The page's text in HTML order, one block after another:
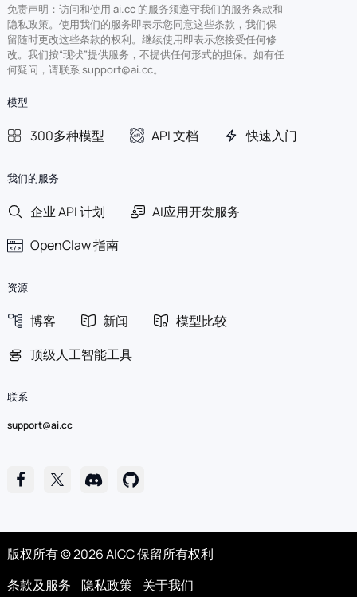
免责声明：访问和使用 ai.cc 的服务须遵守我们的服务条款和
隐私政策。使用我们的服务即表示您同意这些条款，我们保
留随时更改这些条款的权利。继续使用即表示您接受任何修
改。我们按“现状”提供服务，不提供任何形式的担保。如有任
何疑问，请联系 support@ai.cc。
模型
300多种模型 API 文档 快速入门
我们的服务
企业 API 计划
AI应用开发服务
OpenClaw 指南
资源
博客 新闻
模型比较
顶级人工智能工具
联系
support@ai.cc
版权所有 © 2026 AICC 保留所有权利
条款及服务
隐私政策 关于我们